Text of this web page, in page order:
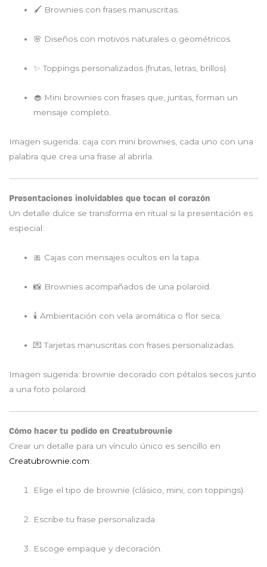
🖌 Brownies con frases manuscritas.
🌸 Diseños con motivos naturales o geométricos.
✨ Toppings personalizados (frutas, letras, brillos).
🧁 Mini brownies con frases que, juntas, forman un
mensaje completo.
Imagen sugerida: caja con mini brownies, cada uno con una
palabra que crea una frase al abrirla.
Presentaciones inolvidables que tocan el corazón
Un detalle dulce se transforma en ritual si la presentación es
especial:
🎀 Cajas con mensajes ocultos en la tapa.
📸 Brownies acompañados de una polaroid.
🕯 Ambientación con vela aromática o flor seca.
💌 Tarjetas manuscritas con frases personalizadas.
Imagen sugerida: brownie decorado con pétalos secos junto
a una foto polaroid.
Cómo hacer tu pedido en Creatubrownie
Crear un detalle para un vínculo único es sencillo en
Creatubrownie.com:
Elige el tipo de brownie (clásico, mini, con toppings).
Escribe tu frase personalizada.
Escoge empaque y decoración.